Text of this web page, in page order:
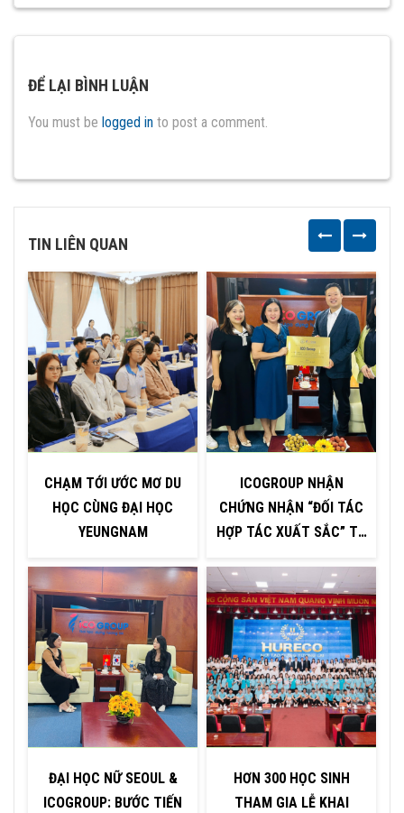
ĐỂ LẠI BÌNH LUẬN
You must be logged in to post a comment.
TIN LIÊN QUAN
CHẠM TỚI ƯỚC MƠ DU
HỌC CÙNG ĐẠI HỌC
YEUNGNAM
ĐẠI HỌC NỮ SEOUL &
ICOGROUP: BƯỚC TIẾN
ICOGROUP NHẬN
CHỨNG NHẬN “ĐỐI TÁC
HỢP TÁC XUẤT SẮC” TỪ
QUỐC
HƠN 300 HỌC SINH
THAM GIA LỄ KHAI